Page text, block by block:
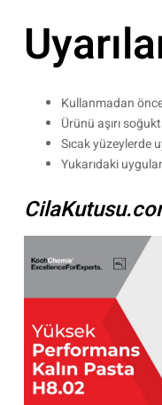
Kullanmadan
Ürünü aşırı
Sıcak yüzeylerde
Yukarıdaki